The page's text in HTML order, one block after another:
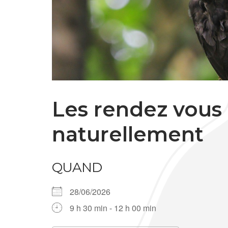
Les rendez
naturellement
QUAND
28/06/2026
9 h 30 min - 12 h 00 min